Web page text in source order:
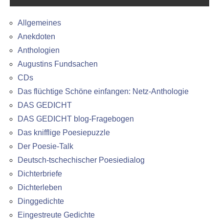
Allgemeines
Anekdoten
Anthologien
Augustins Fundsachen
CDs
Das flüchtige Schöne einfangen: Netz-Anthologie
DAS GEDICHT
DAS GEDICHT blog-Fragebogen
Das knifflige Poesiepuzzle
Der Poesie-Talk
Deutsch-tschechischer Poesiedialog
Dichterbriefe
Dichterleben
Dinggedichte
Eingestreute Gedichte